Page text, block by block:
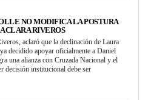
NO MODIFICA LA POSTURA
RIVEROS
aclaró que la declinación de Laura
decidido apoyar oficialmente a Daniel
una alianza con Cruzada Nacional y el
decisión institucional debe ser